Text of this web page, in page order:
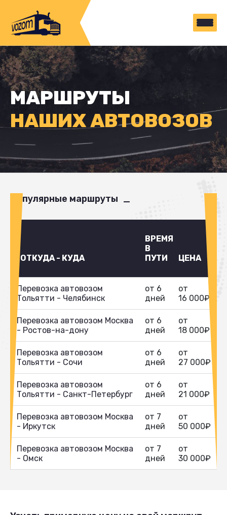
МАРШРУТЫ
НАШИХ АВТОВОЗОВ
Популярные маршруты
ОТКУДА - КУДА
ВРЕМЯ
В
ПУТИ
ЦЕНА
Перевозка автовозом
Тольятти - Челябинск
от 6
дней
от
16 000₽
Перевозка автовозом Москва
- Ростов-на-дону
от 6
дней
от
18 000₽
Перевозка автовозом
Тольятти - Сочи
от 6
дней
от
27 000₽
Перевозка автовозом
Тольятти - Санкт-Петербург
от 6
дней
от
21 000₽
Перевозка автовозом Москва
- Иркутск
от 7
дней
от
50 000₽
Перевозка автовозом Москва
- Омск
от 7
дней
от
30 000₽